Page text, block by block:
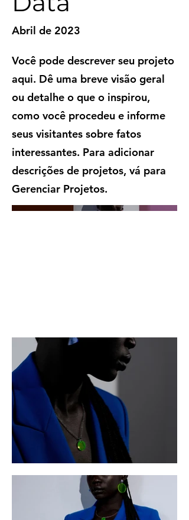
Abril de 2023
Você pode descrever seu projeto
aqui. Dê uma breve visão geral
ou detalhe o que o inspirou,
como você procedeu e informe
seus visitantes sobre fatos
interessantes. Para adicionar
descrições de projetos, vá para
Gerenciar Projetos.